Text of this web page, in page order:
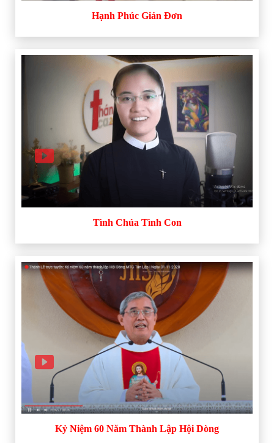
Hạnh Phúc Giản Đơn
Tình Chúa Tình Con
Kỷ Niệm 60 Năm Thành Lập Hội Dòng